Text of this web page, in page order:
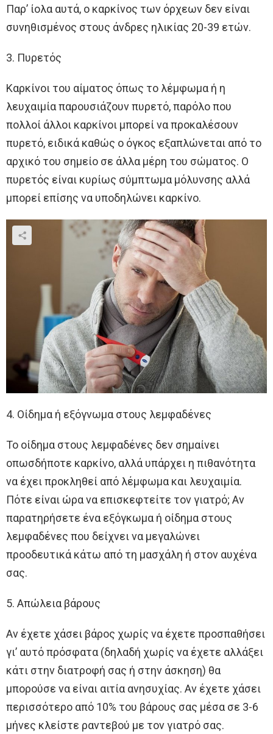
Παρ’ ίολα αυτά, ο καρκίνος των όρχεων δεν είναι
συνηθισμένος στους άνδρες ηλικίας 20-39 ετών.
3. Πυρετός
Καρκίνοι του αίματος όπως το λέμφωμα ή η
λευχαιμία παρουσιάζουν πυρετό, παρόλο που
πολλοί άλλοι καρκίνοι μπορεί να προκαλέσουν
πυρετό, ειδικά καθώς ο όγκος εξαπλώνεται από το
αρχικό του σημείο σε άλλα μέρη του σώματος. Ο
πυρετός είναι κυρίως σύμπτωμα μόλυνσης αλλά
μπορεί επίσης να υποδηλώνει καρκίνο.
4. Οίδημα ή εξόγνωμα στους λεμφαδένες
Το οίδημα στους λεμφαδένες δεν σημαίνει
οπωσδήποτε καρκίνο, αλλά υπάρχει η πιθανότητα
να έχει προκληθεί από λέμφωμα και λευχαιμία.
Πότε είναι ώρα να επισκεφτείτε τον γιατρό; Αν
παρατηρήσετε ένα εξόγκωμα ή οίδημα στους
λεμφαδένες που δείχνει να μεγαλώνει
προοδευτικά κάτω από τη μασχάλη ή στον αυχένα
σας.
5. Απώλεια βάρους
Αν έχετε χάσει βάρος χωρίς να έχετε προσπαθήσει
γι’ αυτό πρόσφατα (δηλαδή χωρίς να έχετε αλλάξει
κάτι στην διατροφή σας ή στην άσκηση) θα
μπορούσε να είναι αιτία ανησυχίας. Αν έχετε χάσει
περισσότερο από 10% του βάρους σας μέσα σε 3-6
μήνες κλείστε ραντεβού με τον γιατρό σας.